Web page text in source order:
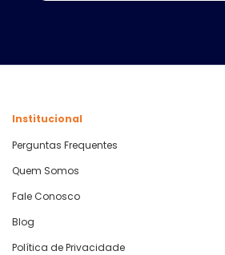
Institucional
Perguntas Frequentes
Quem Somos
Fale Conosco
Blog
Política de Privacidade